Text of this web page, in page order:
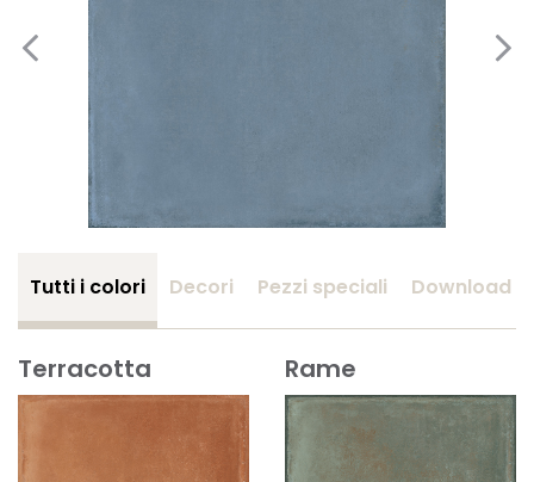
Tutti i colori Decori Pezzi speciali Download
Terracotta Rame